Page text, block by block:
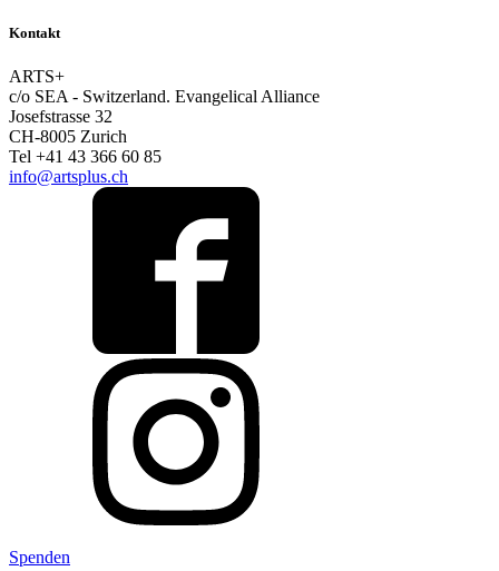
Kontakt
ARTS+
c/o SEA - Switzerland. Evangelical Alliance
Josefstrasse 32
CH-8005 Zurich
Tel +41 43 366 60 85
info@artsplus.ch
Spenden